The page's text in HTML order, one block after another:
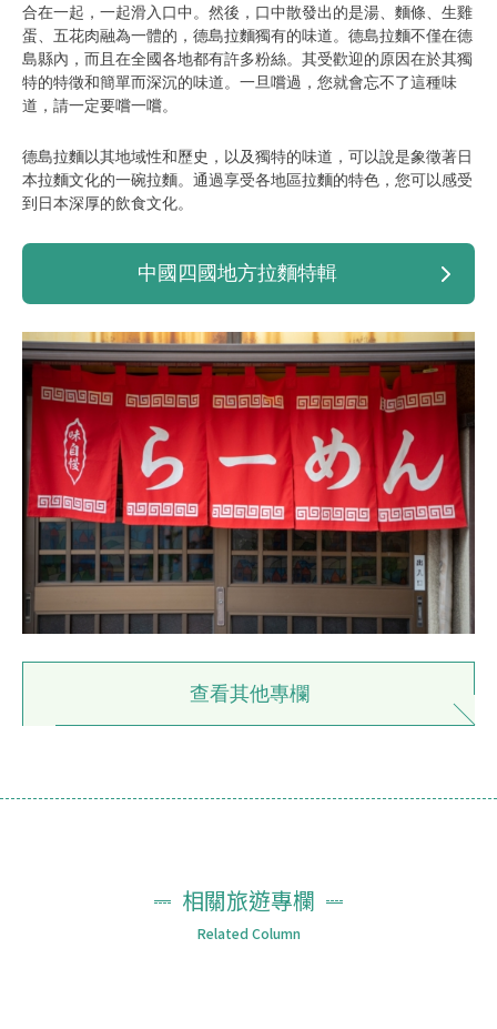
合在一起，一起滑入口中。然後，口中散發出的是湯、麵條、生雞
蛋、五花肉融為一體的，德島拉麵獨有的味道。德島拉麵不僅在德
島縣內，而且在全國各地都有許多粉絲。其受歡迎的原因在於其獨
特的特徵和簡單而深沉的味道。一旦嚐過，您就會忘不了這種味
道，請一定要嚐一嚐。
德島拉麵以其地域性和歷史，以及獨特的味道，可以說是象徵著日
本拉麵文化的一碗拉麵。通過享受各地區拉麵的特色，您可以感受
到日本深厚的飲食文化。
中國四國地方拉麵特輯
查看其他專欄
相關旅遊專欄
Related Column